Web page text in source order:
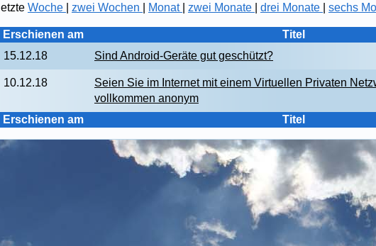
letzte Woche zwei Wochen Monat zwei Monate drei Monate sechs
Erschienen am Titel
Erschienen am Titel
15.12.18 Sind Android-Geräte gut geschützt?
10.12.18
Seien Sie im Internet mit einem Virtuellen Privaten
vollkommen anonym